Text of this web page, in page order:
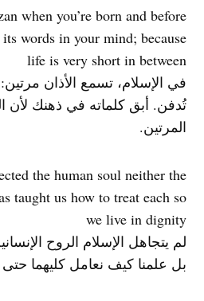
when you’re born and before
words in your mind; because
life is very short in between
في الإسلام، تسمع الأذان
تُدفن. أبق كلماته في ذهنك لأن
المرتين.
the human soul neither the
taught us how to treat each so
we live in dignity
لم يتجاهل الإسلام الروح
بل علمنا كيف نعامل كليهما